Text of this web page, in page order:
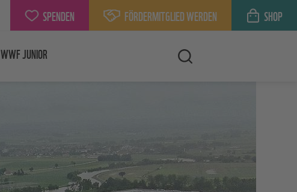
SPENDEN FÖRDERMITGLIED WERDEN SHOP
WWF JUNIOR